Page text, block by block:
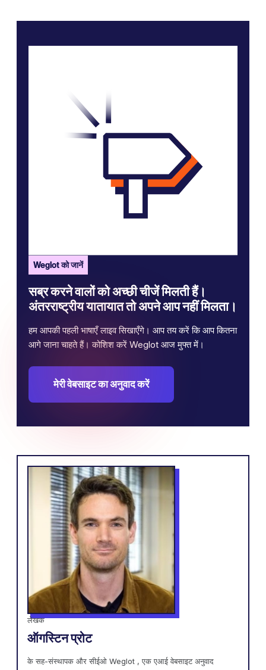
Weglot को जानें
सब्र करने वालों को अच्छी चीजें मिलती हैं।
अंतरराष्ट्रीय यातायात तो अपने आप नहीं मिलता।
हम आपकी पहली भाषाएँ लाइव सिखाएँगे। आप तय करें कि आप कितना
आगे जाना चाहते हैं। कोशिश करें Weglot आज मुफ्त में।
मेरी वेबसाइट का अनुवाद करें
लेखक
ऑगस्टिन प्रोट
के सह-संस्थापक और सीईओ Weglot , एक एआई वेबसाइट अनुवाद